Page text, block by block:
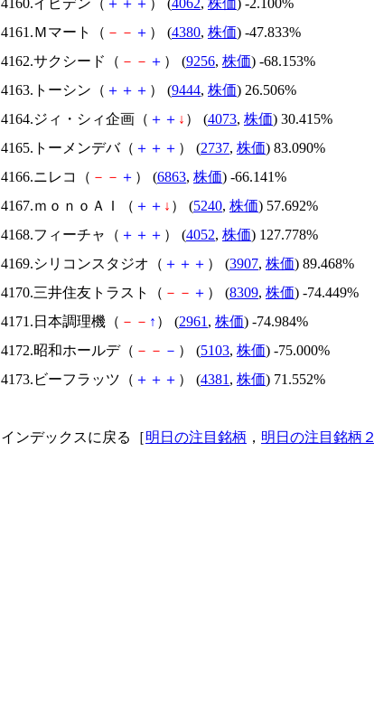
4160.イビデン（ ＋ ＋ ＋ ） (4062, 株価) -2.100%
4161.Ｍマート（ － － ＋ ） (4380, 株価) -47.833%
4162.サクシード（ － － ＋ ） (9256, 株価) -68.153%
4163.トーシン（ ＋ ＋ ＋ ） (9444, 株価) 26.506%
4164.ジィ・シィ企画（ ＋ ＋ ↓ ） (4073, 株価) 30.415%
4165.トーメンデバ（ ＋ ＋ ＋ ） (2737, 株価) 83.090%
4166.ニレコ（ － － ＋ ） (6863, 株価) -66.141%
4167.ｍｏｎｏＡＩ（ ＋ ＋ ↓ ） (5240, 株価) 57.692%
4168.フィーチャ（ ＋ ＋ ＋ ） (4052, 株価) 127.778%
4169.シリコンスタジオ（ ＋ ＋ ＋ ） (3907, 株価) 89.468%
4170.三井住友トラスト（ － － ＋ ） (8309, 株価) -74.449%
4171.日本調理機（ － － ↑ ） (2961 , 株価) -74.984%
4172.昭和ホールデ（ － － － ） (5103, 株価) -75.000%
4173.ビーフラッツ（ ＋ ＋ ＋ ） (4381 , 株価) 71.552%
インデックスに戻る［明日の注目銘柄 ， 明日の注目銘柄２